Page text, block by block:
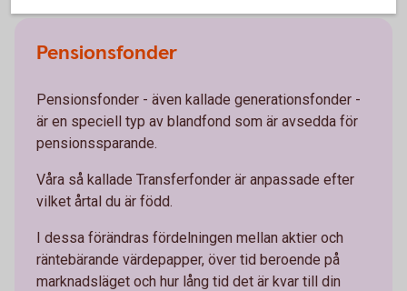
Pensionsfonder
Pensionsfonder - även kallade generationsfonder -
är en speciell typ av blandfond som är avsedda för
pensionssparande.
Våra så kallade Transferfonder är anpassade efter
vilket årtal du är född.
I dessa förändras fördelningen mellan aktier och
räntebärande värdepapper, över tid beroende på
marknadsläget och hur lång tid det är kvar till din